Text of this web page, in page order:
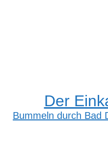
Der
Bummeln durch Bad